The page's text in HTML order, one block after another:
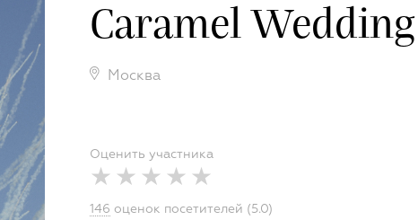
Caramel Wedding
Москва
Оценить участника
146 оценок посетителей (5.0)